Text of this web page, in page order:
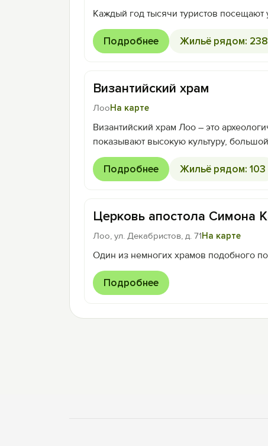
Каждый год тысячи туристов
Подробнее Жильё рядом: 238
Византийский храм
ЛооНа карте
Византийский храм Лоо – это
показывают высокую культуру,
Подробнее Жильё рядом: 103
Церковь апостола Симона
Лоо, ул. Декабристов, д. 71На карте
Один из немногих храмов подобного
Подробнее